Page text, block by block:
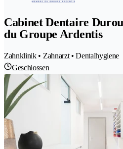
Cabinet Dentaire
du Groupe Ardentis
Zahnklinik • Zahnarzt • Dentalhygiene
Geschlossen